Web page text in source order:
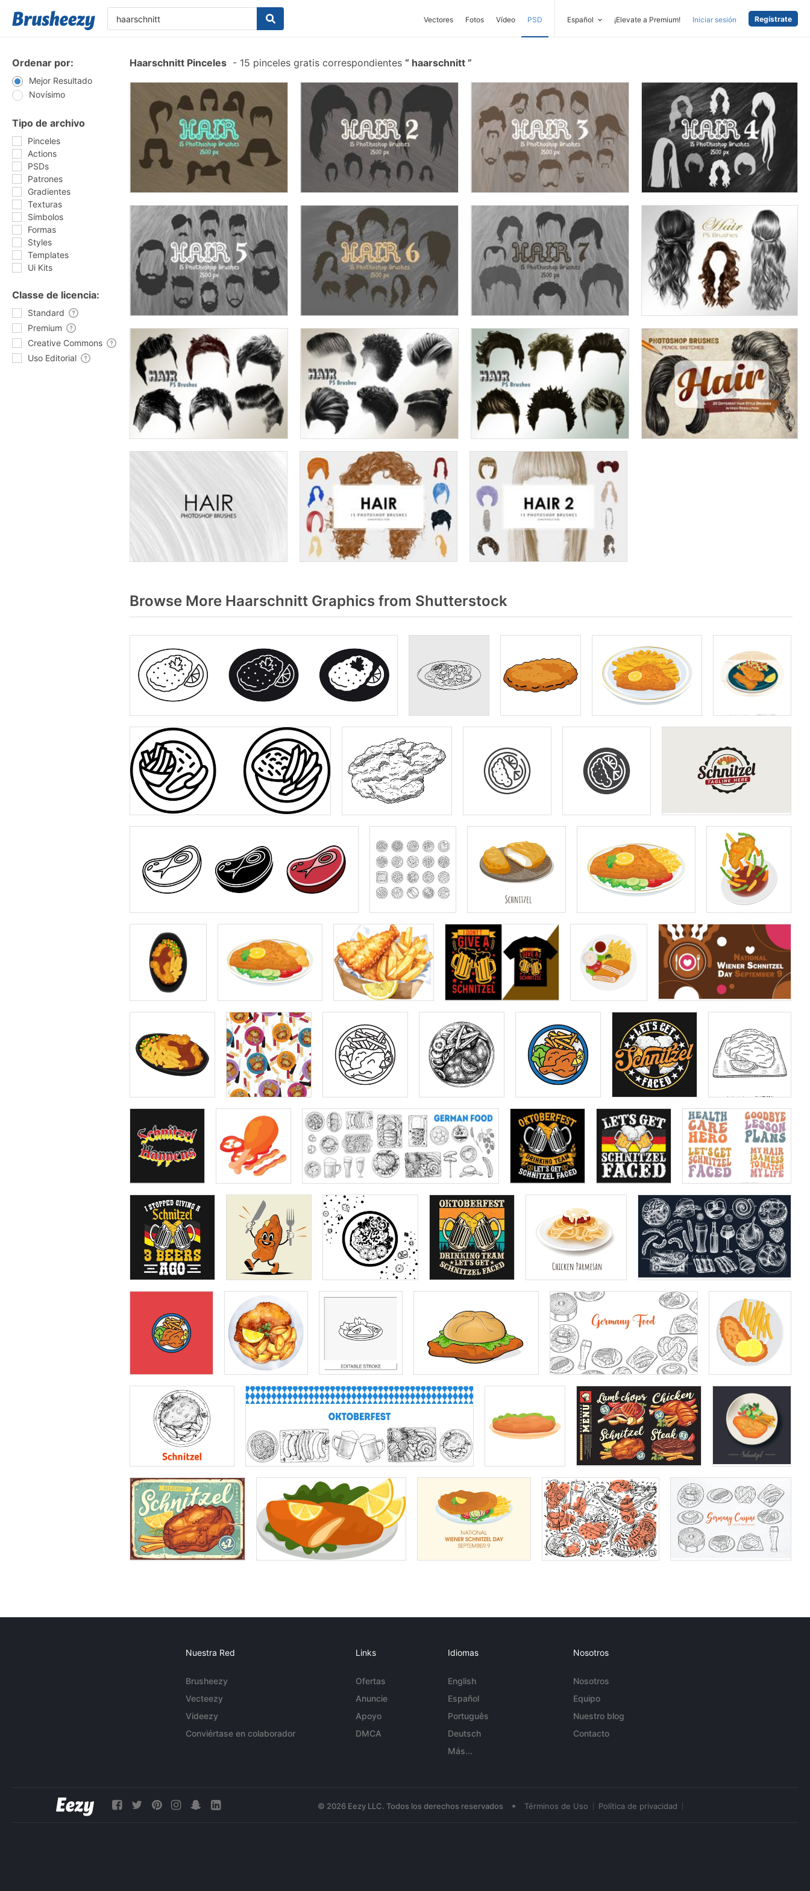
Vectores Fotos Vídeo PSD Español ¡Elevate a Premium! Iniciar sesión Regístrate
Ordenar por:
Mejor Resultado
Novísimo
Tipo de archivo
Pinceles
Actions
PSDs
Patrones
Gradientes
Texturas
Símbolos
Formas
Styles
Templates
Ui Kits
Classe de licencia:
Standard
Premium
Creative Commons
Uso Editorial
Haarschnitt Pinceles - 15 pinceles gratis correspondientes haarschnitt
Browse More Haarschnitt Graphics from Shutterstock
Nuestra Red
Brusheezy
Vecteezy
Videezy
Conviértase en colaborador
Links
Ofertas
Anuncie
Apoyo
DMCA
Idiomas
English
Español
Português
Deutsch
Más...
Nosotros
Nosotros
Equipo
Nuestro blog
Contacto
© 2026 Eezy LLC. Todos los derechos reservados • Términos de Uso Política de privacidad